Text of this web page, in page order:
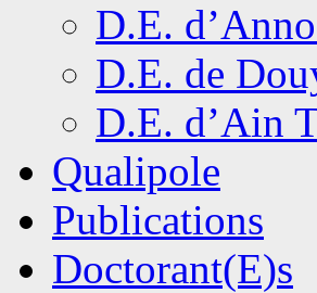
D.E.
D.E. de
D.E. d’Ain
Qualipole
Publications
Doctorant(E)s